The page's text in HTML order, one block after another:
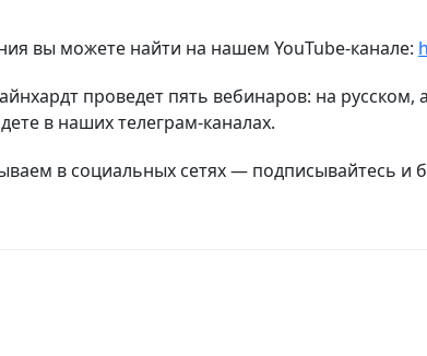
вы можете найти на нашем YouTube-канале:
проведет пять вебинаров: на
в наших телеграм-каналах.
в социальных сетях — подписывайтесь и